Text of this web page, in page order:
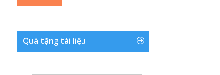
Quà tặng tài liệu